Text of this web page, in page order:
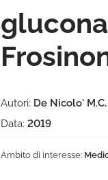
Autori: De Nicolo'
Data: 2019
Ambito di interesse: